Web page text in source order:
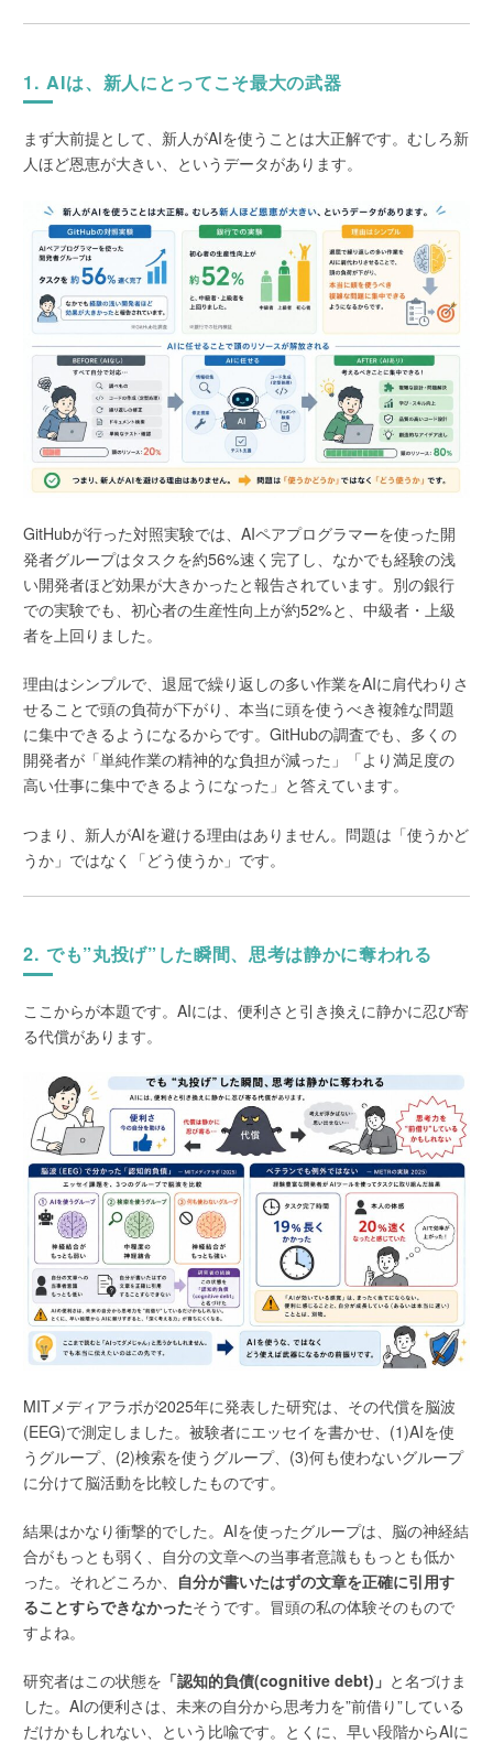
1. AIは、新人にとってこそ最大の武器
まず大前提として、新人がAIを使うことは大正解です。むしろ新
人ほど恩恵が大きい、というデータがあります。
GitHubが行った対照実験では、AIペアプログラマーを使った開
発者グループはタスクを約56%速く完了し、なかでも経験の浅
い開発者ほど効果が大きかったと報告されています。別の銀行
での実験でも、初心者の生産性向上が約52%と、中級者・上級
者を上回りました。
理由はシンプルで、退屈で繰り返しの多い作業をAIに肩代わりさ
せることで頭の負荷が下がり、本当に頭を使うべき複雑な問題
に集中できるようになるからです。GitHubの調査でも、多くの
開発者が「単純作業の精神的な負担が減った」「より満足度の
高い仕事に集中できるようになった」と答えています。
つまり、新人がAIを避ける理由はありません。問題は「使うかど
うか」ではなく「どう使うか」です。
2. でも”丸投げ”した瞬間、思考は静かに奪われる
ここからが本題です。AIには、便利さと引き換えに静かに忍び寄
る代償があります。
MITメディアラボが2025年に発表した研究は、その代償を脳波
(EEG)で測定しました。被験者にエッセイを書かせ、(1)AIを使
うグループ、(2)検索を使うグループ、(3)何も使わないグループ
に分けて脳活動を比較したものです。
結果はかなり衝撃的でした。AIを使ったグループは、脳の神経結
合がもっとも弱く、自分の文章への当事者意識ももっとも低か
った。それどころか、 自分が書いたはずの文章を正確に引用す
ることすらできなかったそうです。冒頭の私の体験そのもので
すよね。
研究者はこの状態を 「認知的負債(cognitive debt)」 と名づけま
した。AIの便利さは、未来の自分から思考力を”前借り”している
だけかもしれない、という比喩です。とくに、早い段階からAIに